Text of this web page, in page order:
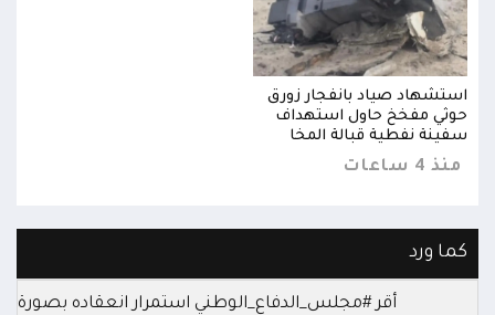
استشهاد صياد بانفجار زورق
حوثي مفخخ حاول استهداف
سفينة نفطية قبالة المخا
منذ 4 ساعات
كما ورد
أقر #مجلس_الدفاع_الوطني استمرار انعقاده بصورة